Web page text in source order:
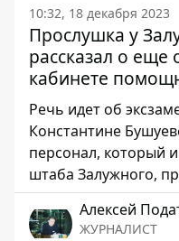
10:32, 18 декабря 2023
Прослушка у
рассказал о
кабинете
Речь идет об
Константине
персонал, который
штаба Залужного,
Алексей
ЖУРНАЛИСТ